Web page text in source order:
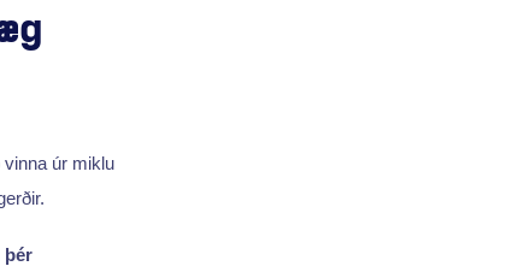
úr miklu
þér